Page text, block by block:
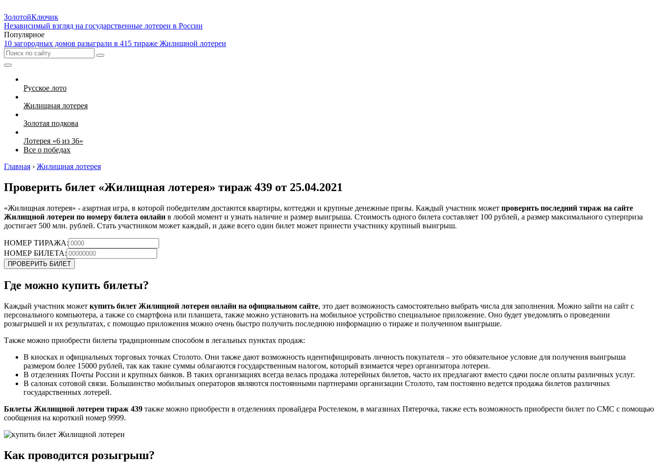
ЗолотойКлючик
Независимый взгляд на государственные лотереи в России
Популярное
10 загородных домов разыграли в 415 тираже Жилищной лотереи
Русское лото
Жилищная лотерея
Золотая подкова
Лотерея «6 из 36»
Все о победах
Главная › Жилищная лотерея
Проверить билет «Жилищная лотерея» тираж 439 от 25.04.2021
«Жилищная лотерея» - азартная игра, в которой победителям достаются квартиры, коттеджи и крупные денежные призы. Каждый участник может проверить последний тираж на сайте
Жилищной лотереи по номеру билета онлайн в любой момент и узнать наличие и размер выигрыша. Стоимость одного билета составляет 100 рублей, а размер максимального суперприза
достигает 500 млн. рублей. Стать участником может каждый, и даже всего один билет может принести участнику крупный выигрыш.
НОМЕР ТИРАЖА:
НОМЕР БИЛЕТА:
ПРОВЕРИТЬ БИЛЕТ
Где можно купить билеты?
Каждый участник может купить билет Жилищной лотереи онлайн на официальном сайте, это дает возможность самостоятельно выбрать числа для заполнения. Можно зайти на сайт с
персонального компьютера, а также со смартфона или планшета, также можно установить на мобильное устройство специальное приложение. Оно будет уведомлять о проведении
розыгрышей и их результатах, с помощью приложения можно очень быстро получить последнюю информацию о тираже и полученном выигрыше.
Также можно приобрести билеты традиционным способом в легальных пунктах продаж:
В киосках и официальных торговых точках Столото. Они также дают возможность идентифицировать личность покупателя – это обязательное условие для получения выигрыша
размером более 15000 рублей, так как такие суммы облагаются государственным налогом, который взимается через организатора лотереи.
В отделениях Почты России и крупных банков. В таких организациях всегда велась продажа лотерейных билетов, часто их предлагают вместо сдачи после оплаты различных услуг.
В салонах сотовой связи. Большинство мобильных операторов являются постоянными партнерами организации Столото, там постоянно ведется продажа билетов различных
государственных лотерей.
Билеты Жилищной лотереи тираж 439 также можно приобрести в отделениях провайдера Ростелеком, в магазинах Пятерочка, также есть возможность приобрести билет по СМС с помощью
сообщения на короткий номер 9999.
Как проводится розыгрыш?